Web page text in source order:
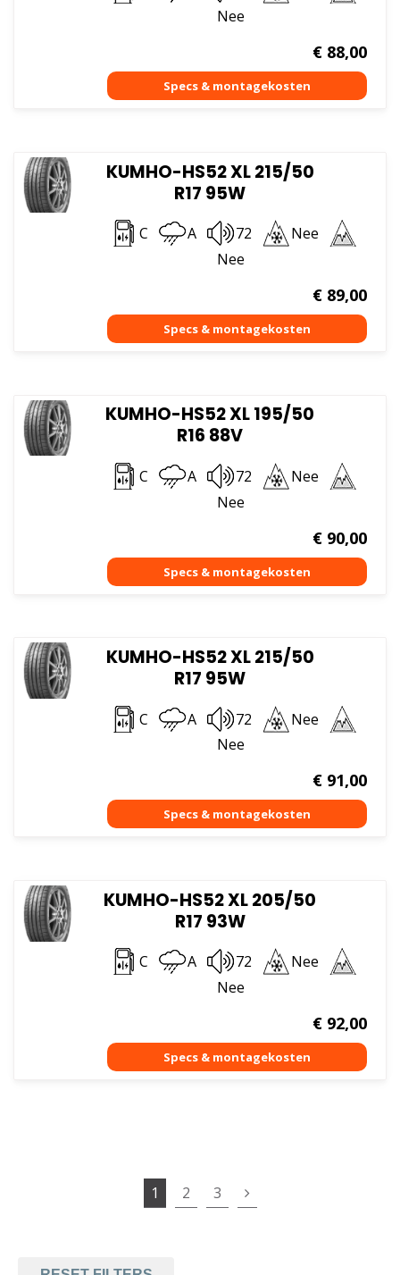
Nee
€88,00
KUMHO-HS52 XL 215/50
R17 95W
C A 72
Nee
Nee
€89,00
KUMHO-HS52 XL 195/50
R16 88V
C A 72
Nee
Nee
€90,00
KUMHO-HS52 XL 215/50
R17 95W
C A 72
Nee
Nee
€91,00
KUMHO-HS52 XL 205/50
R17 93W
C A 72
Nee
Nee
€92,00
1 2 3